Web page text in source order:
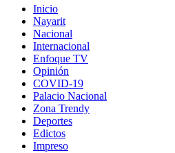
Inicio
Nayarit
Nacional
Internacional
Enfoque TV
Opinión
COVID-19
Palacio Nacional
Zona Trendy
Deportes
Edictos
Impreso